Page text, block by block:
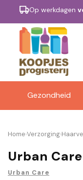
Op werkdagen
Gezondheid
Merken
Home›Verzorging›
Urban
Urban Care